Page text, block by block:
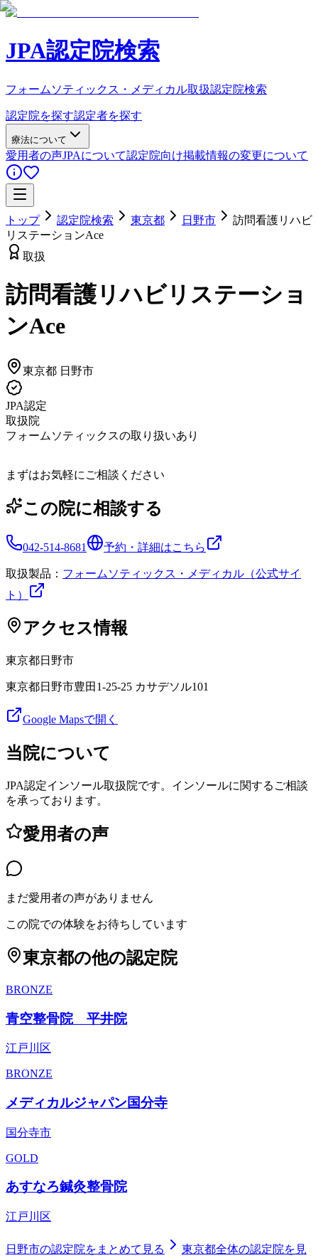
JPA認定院検索
フォームソティックス・メディカル取扱認定院検索
認定院を探す認定者を探す
療法について
愛用者の声JPAについて認定院向け掲載情報の変更について
トップ 認定院検索 東京都 日野市
訪問看護リハビ
リステーションAce
取扱
訪問看護リハビリステーショ
ンAce
東京都 日野市
JPA認定
取扱院
フォームソティックスの取り扱いあり
まずはお気軽にご相談ください
この院に相談する
042-514-8681 予約・詳細はこちら
取扱製品： フォームソティックス・メディカル（公式サイ
ト）
アクセス情報
東京都日野市
東京都日野市豊田1-25-25 カサデソル101
Google Mapsで開く
当院について
JPA認定インソール取扱院です。インソールに関するご相談
を承っております。
愛用者の声
まだ愛用者の声がありません
この院での体験をお待ちしています
東京都の他の認定院
BRONZE
青空整骨院 平井院
江戸川区
BRONZE
メディカルジャパン国分寺
国分寺市
GOLD
あすなろ鍼灸整骨院
江戸川区
日野市の認定院をまとめて見る 東京都全体の認定院を見